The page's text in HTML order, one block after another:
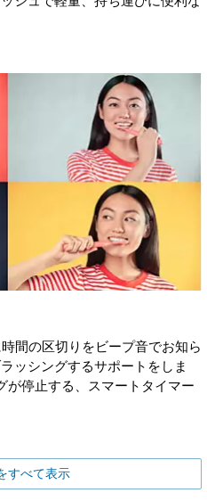
間の区切りをビープ音でお知ら
ッシングするサポートをしま
が停止する、スマートタイマー
すべて表示